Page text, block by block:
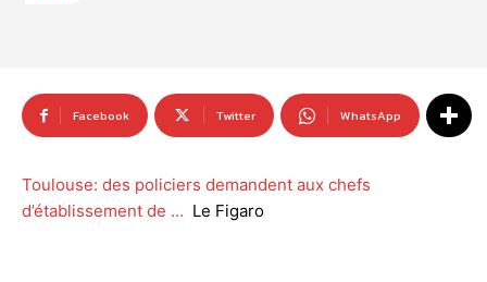
Facebook Twitter WhatsApp
Toulouse: des policiers demandent aux chefs
d’établissement de … Le Figaro